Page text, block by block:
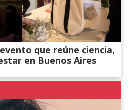
que reúne ciencia,
en Buenos Aires